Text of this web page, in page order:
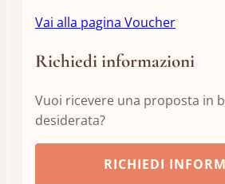
Vai alla pagina Voucher
Richiedi informazioni
Vuoi ricevere una proposta in
desiderata?
RICHIEDI